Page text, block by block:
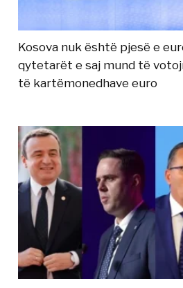
Kosova nuk është pjesë e
qytetarët e saj mund të
të kartëmonedhave euro